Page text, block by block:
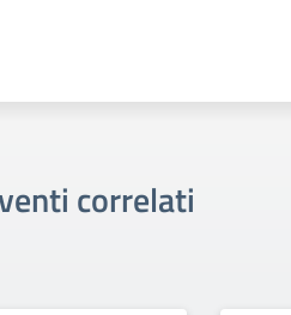
correlati